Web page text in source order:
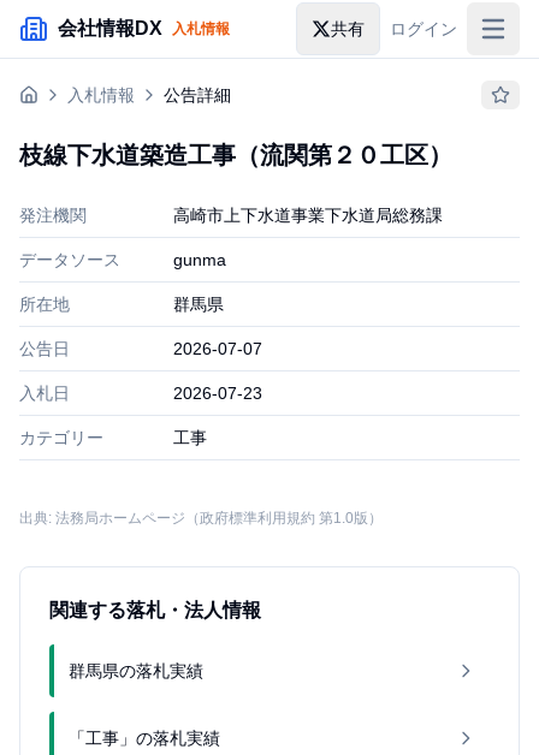
メインコンテンツにスキップ
会社情報DX 入札情報 共有 ログイン
入札情報
企業検索
入札情報 公告詳細
枝線下水道築造工事（流関第２０工区）
発注機関 高崎市上下水道事業下水道局総務課
データソース gunma
所在地 群馬県
公告日 2026-07-07
入札日 2026-07-23
カテゴリー 工事
出典: 法務局ホームページ（政府標準利用規約 第1.0版）
関連する落札・法人情報
群馬県の落札実績
「工事」の落札実績